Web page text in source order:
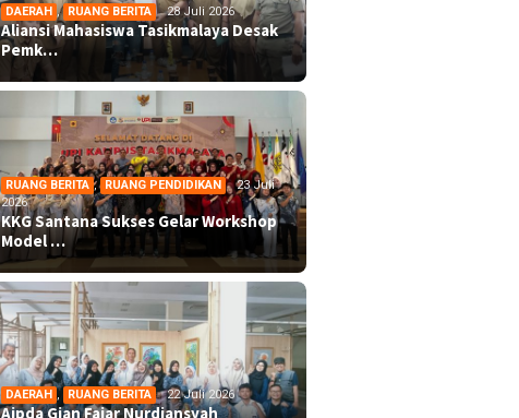
DAERAH , RUANG BERITA 28 Juli 2026
Aliansi Mahasiswa Tasikmalaya Desak
Pemk…
RUANG BERITA , RUANG PENDIDIKAN
23 Juli
2026
KKG Santana Sukses Gelar Workshop
Model …
DAERAH , RUANG BERITA 22 Juli 2026
Aipda Gian Fajar Nurdiansyah